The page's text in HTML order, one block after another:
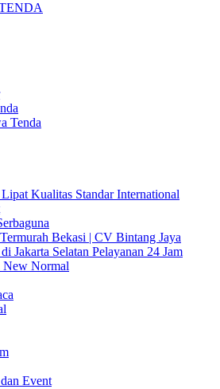
Tenda
Kualitas Standar International
Bekasi | CV Bintang Jaya
Jakarta Selatan Pelayanan 24 Jam
New Normal
Event